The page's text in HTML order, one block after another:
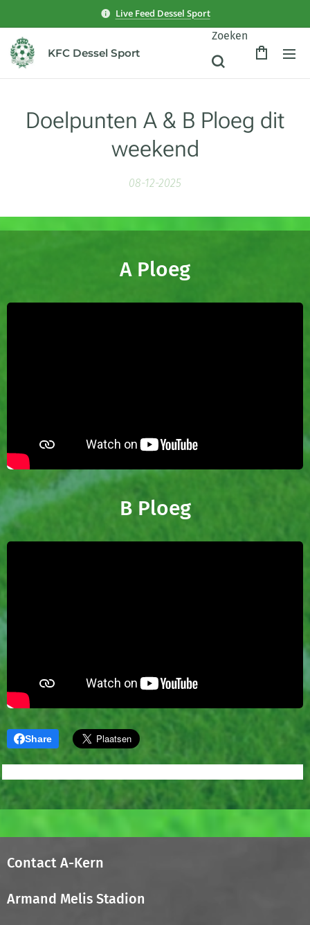
Live Feed Dessel Sport
KFC Dessel Sport
Zoeken
Doelpunten A & B Ploeg dit
weekend
08-12-2025
A Ploeg
B Ploeg
Share
Contact A-Kern
Armand Melis Stadion